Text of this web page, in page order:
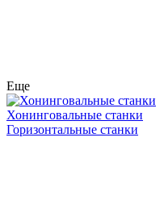
Еще
Хонинговальные станки
Горизонтальные станки